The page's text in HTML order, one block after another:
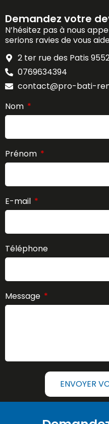
Demandez votre
N’hésitez pas à nous
serions ravies de vous
2 ter rue des Patis
0769634394
contact@pro-bati-
Nom
Prénom
E-mail
Téléphone
Message
ENVOYER